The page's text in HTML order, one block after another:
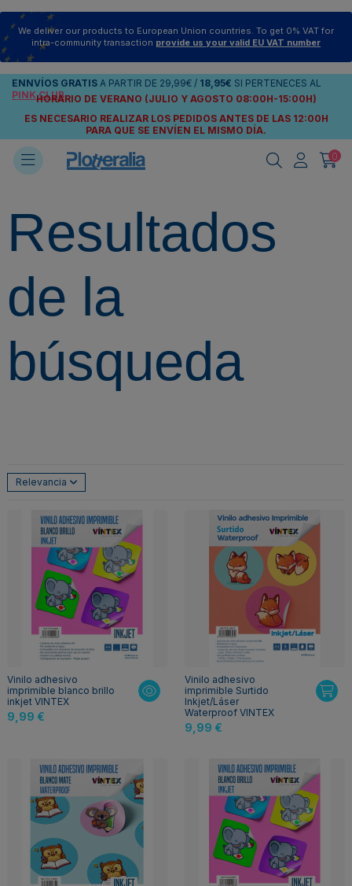
We deliver our products to European Union countries. To get 0% VAT for
intra-community transaction provide us your valid EU VAT number
ENNVÍOS GRATIS A PARTIR DE 29,99€ / 18,95€ SI PERTENECES AL
PINK CLUB
HORARIO DE VERANO (JULIO Y AGOSTO 08:00H-15:00H)
ES NECESARIO REALIZAR LOS PEDIDOS ANTES DE LAS 12:00H
PARA QUE SE ENVÍEN EL MISMO DÍA.
0
Resultados
de la
búsqueda
Relevancia
Vinilo adhesivo
imprimible blanco brillo
inkjet VINTEX
9,99 €
Vinilo adhesivo
imprimible Surtido
Inkjet/Láser
Waterproof VINTEX
9,99 €